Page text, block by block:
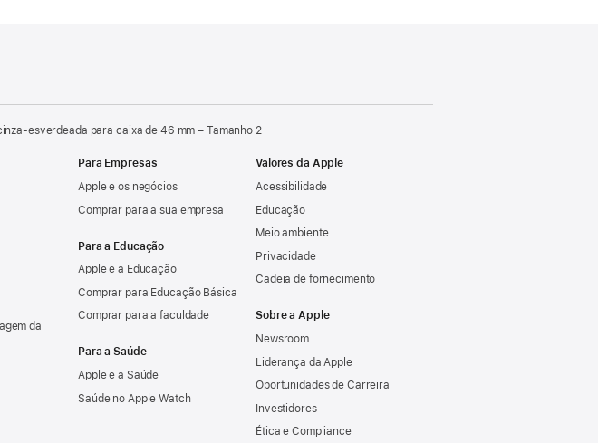
esverdeada para caixa de 46 mm – Tamanho 2
da
Para Empresas
Apple e os negócios
Comprar para a sua empresa
Para a Educação
Apple e a Educação
Comprar para Educação Básica
Comprar para a faculdade
Para a Saúde
Apple e a Saúde
Saúde no Apple Watch
Valores da Apple
Acessibilidade
Educação
Meio ambiente
Privacidade
Cadeia de fornecimento
Sobre a Apple
Newsroom
Liderança da Apple
Oportunidades de Carreira
Investidores
Ética e Compliance